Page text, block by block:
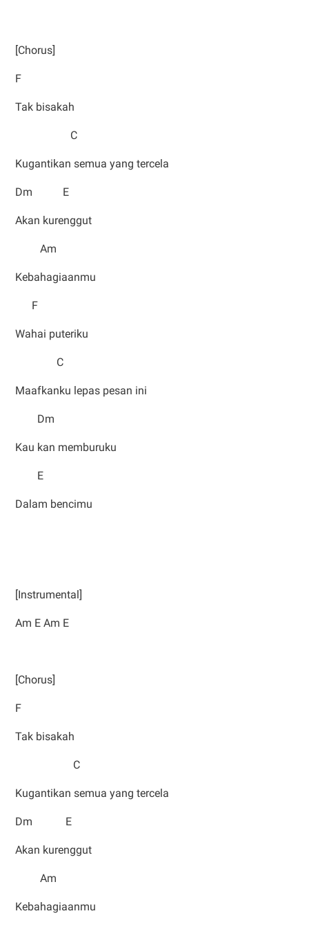
[Chorus]
F
Tak bisakah
C
Kugantikan semua yang tercela
Dm E
Akan kurenggut
Am
Kebahagiaanmu
F
Wahai puteriku
C
Maafkanku lepas pesan ini
Dm
Kau kan memburuku
E
Dalam bencimu
[Instrumental]
Am E Am E
[Chorus]
F
Tak bisakah
C
Kugantikan semua yang tercela
Dm E
Akan kurenggut
Am
Kebahagiaanmu